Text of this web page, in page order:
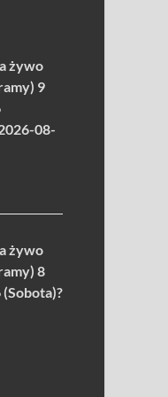
żywo
9
08-
żywo
8